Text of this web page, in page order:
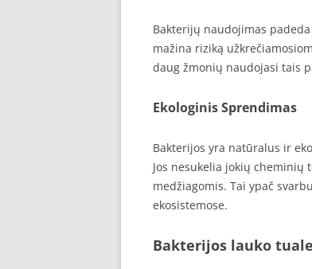
Bakterijų naudojimas
mažina riziką
daug žmonių naudojasi tais
Ekologinis Sprendimas
Bakterijos yra natūralus ir
Jos nesukelia jokių cheminių
medžiagomis. Tai ypač
ekosistemose.
Bakterijos lauko